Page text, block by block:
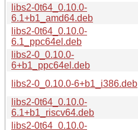
libs2-0t64_0.10.0-
6.1+b1_amd64.deb
libs2-0t64_0.10.0-
6.1_ppc64el.deb
libs2-0_0.10.0-
6+b1_ppc64el.deb
libs2-0_0.10.0-6+b1_i386.deb
libs2-0t64_0.10.0-
6.1+b1_riscv64.deb
libs2-0t64_0.10.0-